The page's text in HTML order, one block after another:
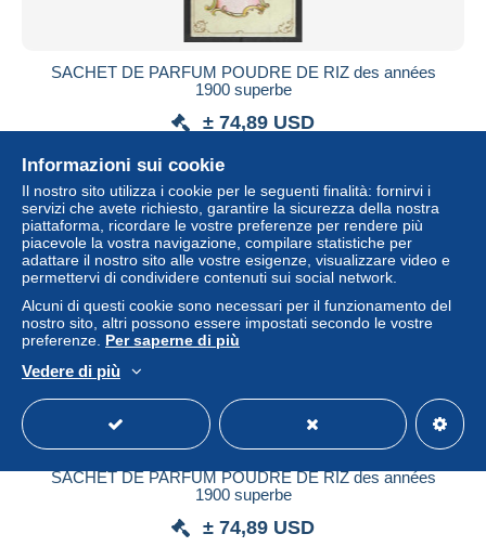
SACHET DE PARFUM POUDRE DE RIZ des années
1900 superbe
± 74,89 USD
Stato
Nuovo
SACHET DE PARFUM POUDRE DE RIZ des années
1900 superbe
± 74,89 USD
Informazioni sui cookie
Il nostro sito utilizza i cookie per le seguenti finalità: fornirvi i
servizi che avete richiesto, garantire la sicurezza della nostra
piattaforma, ricordare le vostre preferenze per rendere più
piacevole la vostra navigazione, compilare statistiche per
adattare il nostro sito alle vostre esigenze, visualizzare video e
permettervi di condividere contenuti sui social network.
Alcuni di questi cookie sono necessari per il funzionamento del
nostro sito, altri possono essere impostati secondo le vostre
preferenze. Per saperne di più
Vedere di più